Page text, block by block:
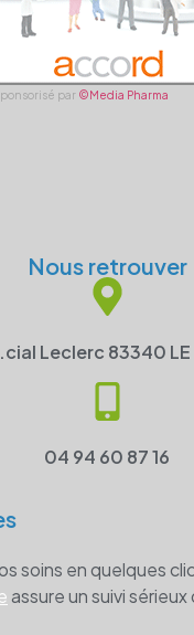
par ©Media Pharma
Nous retrouver
Leclerc 83340 LE
04 94 60 87 16
soins en quelques
assure un suivi sérieux